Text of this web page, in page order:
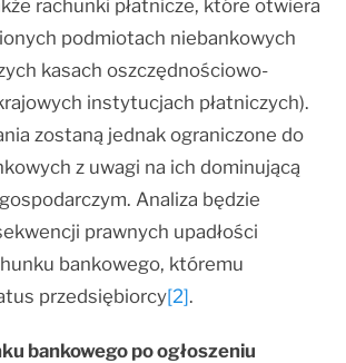
rachunki płatnicze, które otwiera
podmiotach niebankowych
kasach oszczędnościowo-
instytucjach płatniczych).
zostaną jednak ograniczone do
z uwagi na ich dominującą
Analiza będzie
prawnych upadłości
bankowego, któremu
przedsiębiorcy[2].
bankowego po ogłoszeniu